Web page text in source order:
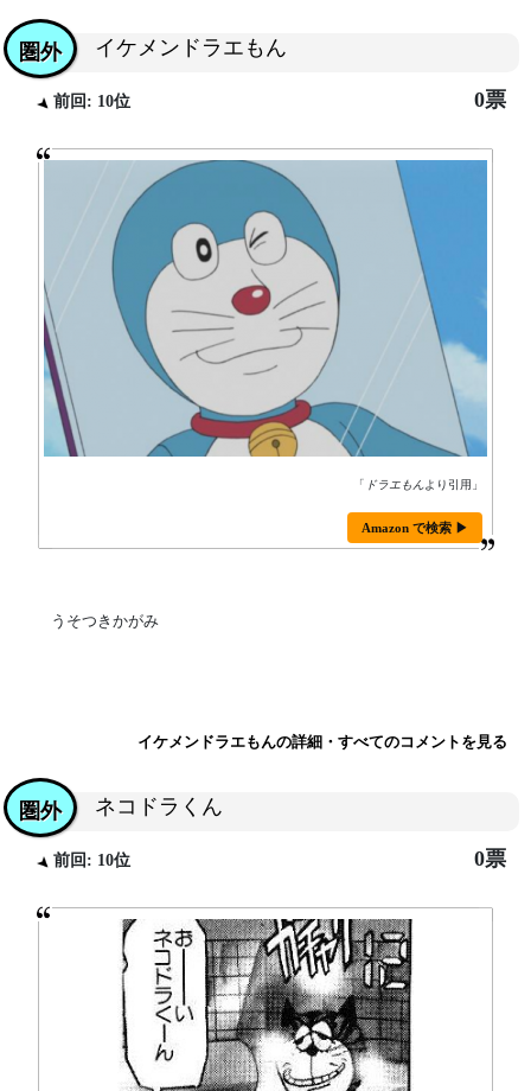
イケメンドラエもん
圏外
前回: 10位 0票
「 ドラエもん より引用」
Amazon で検索 ▶
うそつきかがみ
イケメンドラエもんの詳細・すべてのコメントを見る
ネコドラくん
圏外
前回: 10位 0票